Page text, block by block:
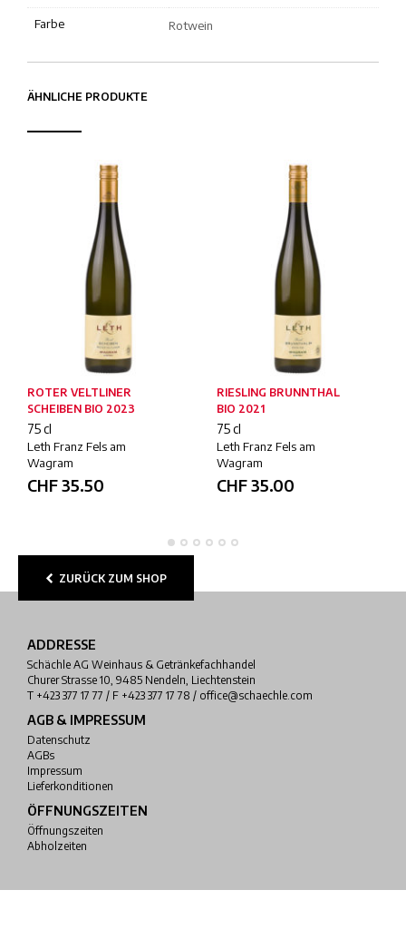
Farbe Rotwein
ÄHNLICHE PRODUKTE
ROTER VELTLINER
SCHEIBEN BIO 2023
75 cl
Leth Franz Fels am
Wagram
CHF35.50
RIESLING BRUNNTHAL
BIO 2021
75 cl
Leth Franz Fels am
Wagram
CHF35.00
ZURÜCK ZUM SHOP
ADDRESSE
Schächle AG Weinhaus & Getränkefachhandel
Churer Strasse 10, 9485 Nendeln, Liechtenstein
T +423 377 17 77 / F +423 377 17 78 / office@schaechle.com
AGB & IMPRESSUM
Datenschutz
AGBs
Impressum
Lieferkonditionen
ÖFFNUNGSZEITEN
Öffnungszeiten
Abholzeiten